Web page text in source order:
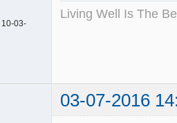
10-03-
Living Well Is The
03-07-2016